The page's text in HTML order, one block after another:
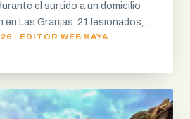
el surtido a un domicilio
Las Granjas. 21 lesionados,…
· EDITOR WEB MAYA